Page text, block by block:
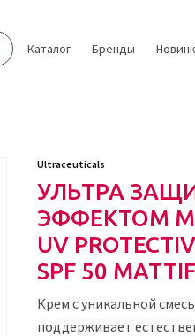
Каталог Бренды
Ultraceuticals
УЛЬТРА
ЭФФЕКТОМ
UV
SPF 50
Крем с уникальной
поддерживает